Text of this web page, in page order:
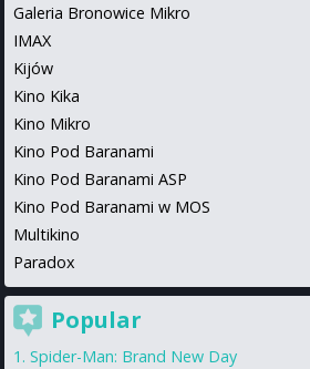
Galeria Bronowice Mikro
IMAX
Kijów
Kino Kika
Kino Mikro
Kino Pod Baranami
Kino Pod Baranami ASP
Kino Pod Baranami w MOS
Multikino
Paradox
Popular
Spider-Man: Brand New Day